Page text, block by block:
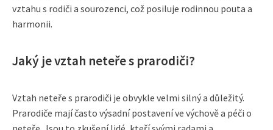
vztahu s rodiči a sourozenci, což posiluje rodinnou pouta a
harmonii.
Jaký je vztah neteře s prarodiči?
Vztah neteře s prarodiči je obvykle velmi silný a důležitý.
Prarodiče mají často výsadní postavení ve výchově a péči o